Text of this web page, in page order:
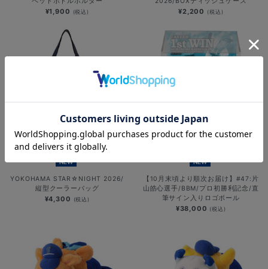
¥1,900 (税込) ¥2,200 (税込)
NEW
YOKOHAMA STAR☆NIGHT 2026/
縦型クーラーバッグ
¥4,300 (税込)
NEW
【10月末頃より順次お届け】#47:片
山皓心選手/BBM/プロ初勝利記念/直
筆サイン入りロゴボール
¥38,000 (税込)